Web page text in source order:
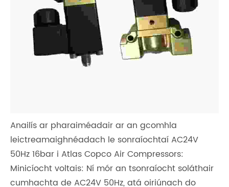
Anailís ar pharaiméadair ar an gcomhla
leictreamaighnéadach le sonraíochtaí AC24V
50Hz 16bar i Atlas Copco Air Compressors:
Minicíocht voltais: Ní mór an tsonraíocht soláthair
cumhachta de AC24V 50Hz, atá oiriúnach do